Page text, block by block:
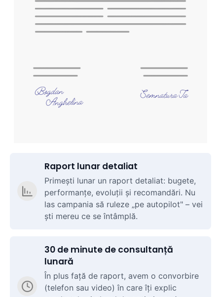
Raport lunar detaliat
Primești lunar un raport detaliat: bugete,
performanțe, evoluții și recomandări. Nu
las campania să ruleze „pe autopilot" – vei
ști mereu ce se întâmplă.
30 de minute de consultanță
lunară
În plus față de raport, avem o convorbire
(telefon sau video) în care îți explic